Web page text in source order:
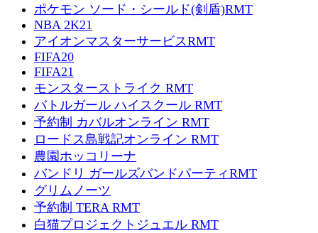
ポケモン ソード・シールド(剣盾)RMT
NBA 2K21
アイオンマスターサービスRMT
FIFA20
FIFA21
モンスターストライク RMT
バトルガール ハイスクール RMT
予約制 カバルオンライン RMT
ロードス島戦記オンライン RMT
農園ホッコリーナ
バンドリ ガールズバンドパーティRMT
グリムノーツ
予約制 TERA RMT
白猫プロジェクトジュエル RMT